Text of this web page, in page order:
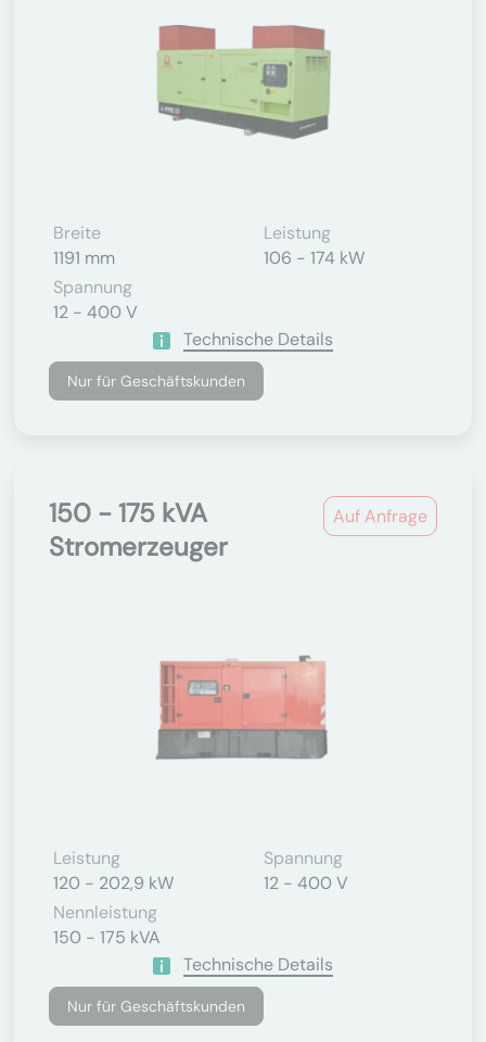
Breite
1191 mm
Leistung
106 - 174 kW
Spannung
12 - 400 V
Technische Details
Nur für Geschäftskunden
Auf Anfrage
150 - 175 kVA
Stromerzeuger
Leistung
120 - 202,9 kW
Spannung
12 - 400 V
Nennleistung
150 - 175 kVA
Technische Details
Nur für Geschäftskunden